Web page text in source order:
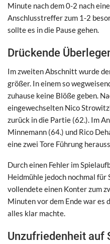
Minute nach dem 0-2 nach
Anschlusstreffer zum 1-2
sollte es in die Pause gehen.
Drückende
Im zweiten Abschnitt wurde
größer. In einem so
zuhause keine Blöße geben.
eingewechselten Nico
zurück in die Partie (62.). Im
Minnemann (64.) und Rico
eine zwei Tore Führung
Durch einen Fehler im
Heidmühle jedoch nochmal für
vollendete einen Konter zum
Minuten vor dem Ende war es
alles klar machte.
Unzufriedenheit auf